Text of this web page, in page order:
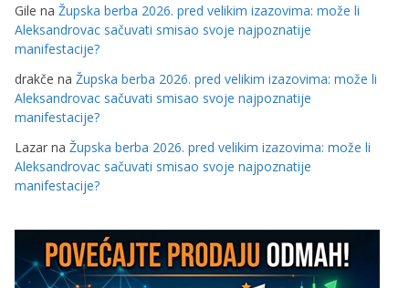
Gile na Župska berba 2026. pred velikim izazovima: može li
Aleksandrovac sačuvati smisao svoje najpoznatije
manifestacije?
drakče na Župska berba 2026. pred velikim izazovima: može li
Aleksandrovac sačuvati smisao svoje najpoznatije
manifestacije?
Lazar na Župska berba 2026. pred velikim izazovima: može li
Aleksandrovac sačuvati smisao svoje najpoznatije
manifestacije?